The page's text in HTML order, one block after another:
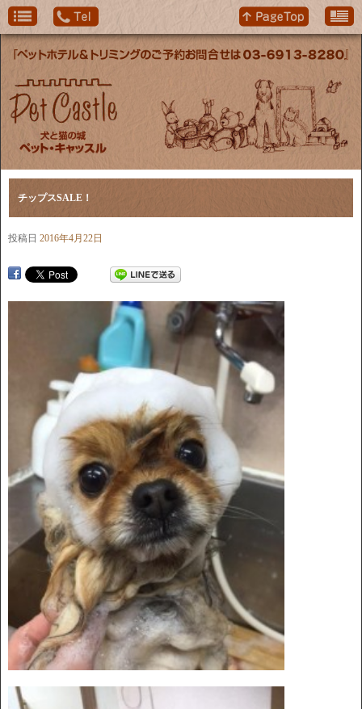
チップスSALE！
投稿日 2016年4月22日